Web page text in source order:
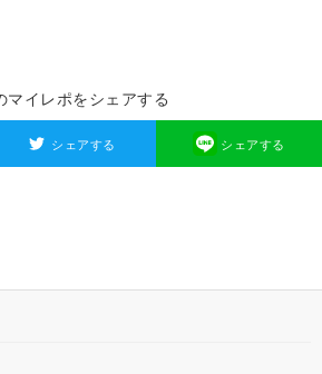
マイレポをシェアする
シェアする シェアする